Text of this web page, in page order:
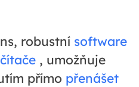
robustní software
, umožňuje
přímo přenášet